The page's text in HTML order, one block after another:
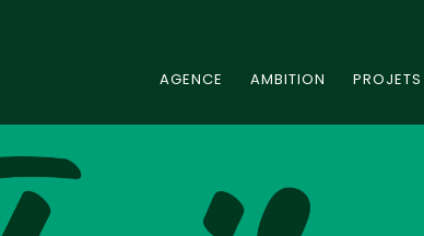
AGENCE AMBITION PROJETS